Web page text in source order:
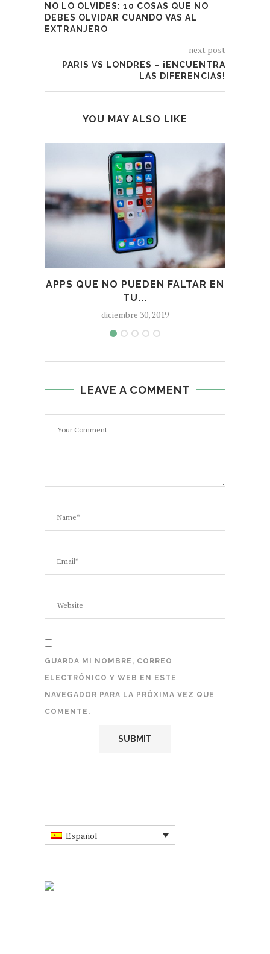
NO LO OLVIDES: 10 COSAS QUE NO
DEBES OLVIDAR CUANDO VAS AL
EXTRANJERO
next post
PARIS VS LONDRES – ¡ENCUENTRA
LAS DIFERENCIAS!
YOU MAY ALSO LIKE
APPS QUE NO PUEDEN FALTAR EN
TU...
diciembre 30, 2019
LEAVE A COMMENT
GUARDA MI NOMBRE, CORREO
ELECTRÓNICO Y WEB EN ESTE
NAVEGADOR PARA LA PRÓXIMA VEZ QUE
COMENTE.
Español